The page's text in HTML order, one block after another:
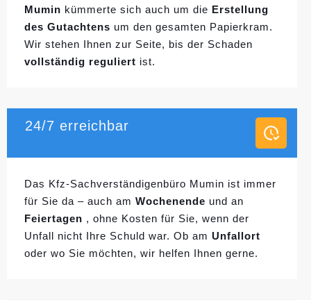
Mumin kümmerte sich auch um die Erstellung
des Gutachtens um den gesamten Papierkram.
Wir stehen Ihnen zur Seite, bis der Schaden
vollständig reguliert ist.
24/7 erreichbar
Das Kfz-Sachverständigenbüro Mumin ist immer
für Sie da – auch am Wochenende und an
Feiertagen , ohne Kosten für Sie, wenn der
Unfall nicht Ihre Schuld war. Ob am Unfallort
oder wo Sie möchten, wir helfen Ihnen gerne.